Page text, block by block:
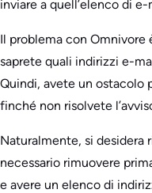
inviare a quell’elenco di e-
Il problema con Omnivore
saprete quali indirizzi e-
Quindi, avete un ostacolo
finché non risolvete
Naturalmente, si desidera
necessario rimuovere
e avere un elenco di